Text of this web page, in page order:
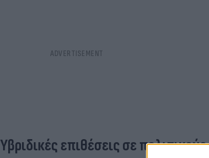
Υβριδικές επιθέσεις σε πολιτικούς